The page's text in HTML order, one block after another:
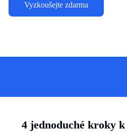
Vyzkoušejte zdarma
4 jednoduché kroky